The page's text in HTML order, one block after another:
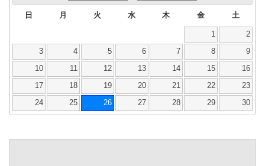
日 月 火 水 木 金 土
1 2
3 4 5 6 7 8 9
10 11 12 13 14 15 16
17 18 19 20 21 22 23
24 25 26 27 28 29 30